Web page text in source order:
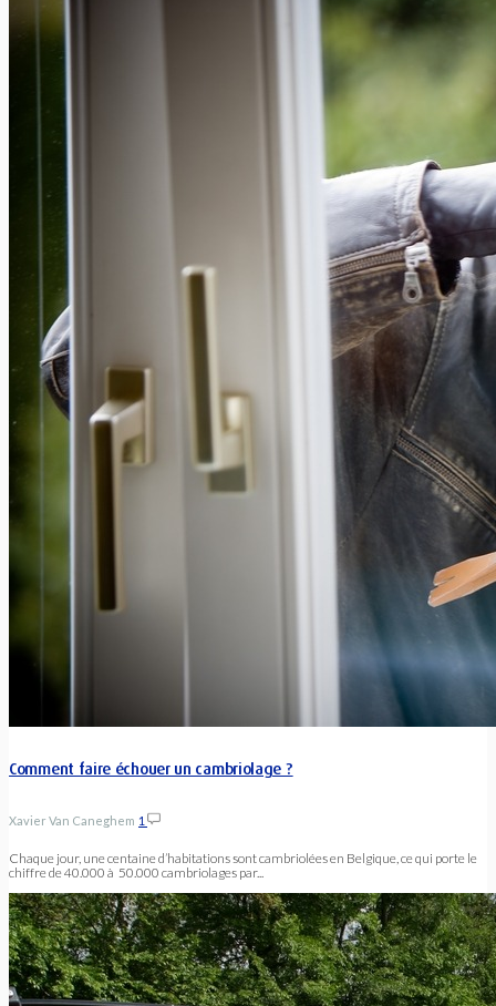
Comment faire échouer un cambriolage ?
Xavier Van Caneghem 1
Chaque jour, une centaine d’habitations sont cambriolées en Belgique, ce qui porte le
chiffre de 40.000 à 50.000 cambriolages par...